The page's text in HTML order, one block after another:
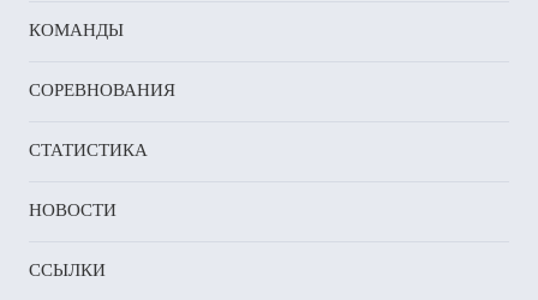
КОМАНДЫ
СОРЕВНОВАНИЯ
СТАТИСТИКА
НОВОСТИ
ССЫЛКИ